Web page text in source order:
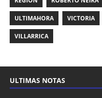
ULTIMAHORA VICTORIA
VILLARRICA
ULTIMAS NOTAS